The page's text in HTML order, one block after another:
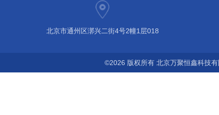
北京市通州区漷兴二街4号2幢1层018
©2026 版权所有 北京万聚恒鑫科技